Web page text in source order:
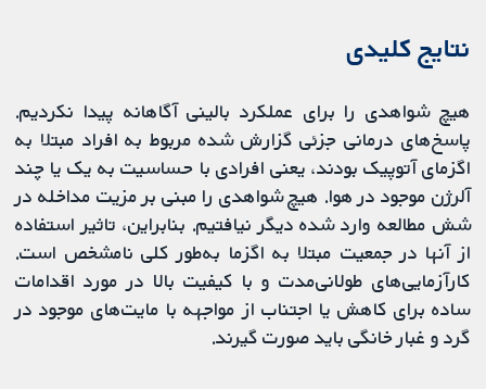
‌نتایج کلیدی
هیچ شواهدی را برای عملکرد بالینی آگاهانه پیدا نکردیم.
پاسخ‌های درمانی جزئی گزارش شده مربوط به افراد مبتلا به
اگزمای آتوپیک بودند، یعنی افرادی با حساسیت به یک یا چند
آلرژن موجود در هوا. هیچ شواهدی را مبنی بر مزیت مداخله در
شش مطالعه وارد شده دیگر نیافتیم. بنابراین، تاثیر استفاده
از آنها در جمعیت مبتلا به اگزما به‌طور کلی نامشخص است.
کارآزمایی‌های طولانی‌مدت و با کیفیت بالا در مورد اقدامات
ساده برای کاهش یا اجتناب از مواجهه با مایت‌های موجود در
گرد و غبار خانگی باید صورت گیرند.